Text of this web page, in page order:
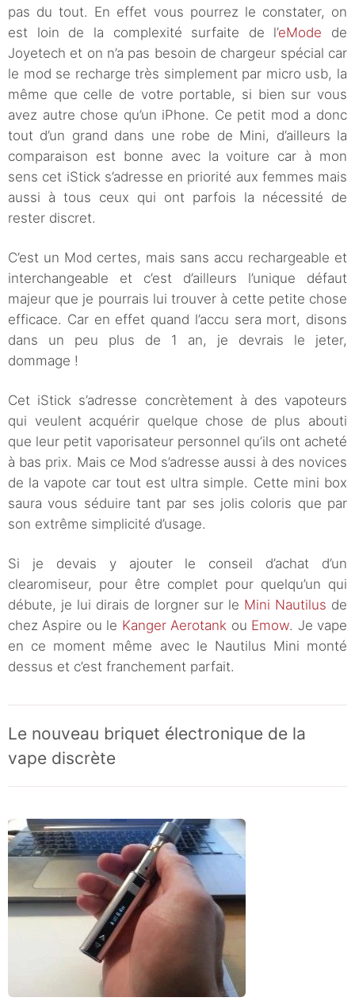
pas du tout. En effet vous pourrez le constater, on
est loin de la complexité surfaite de l’eMode de
Joyetech et on n’a pas besoin de chargeur spécial car
le mod se recharge très simplement par micro usb, la
même que celle de votre portable, si bien sur vous
avez autre chose qu’un iPhone. Ce petit mod a donc
tout d’un grand dans une robe de Mini, d’ailleurs la
comparaison est bonne avec la voiture car à mon
sens cet iStick s’adresse en priorité aux femmes mais
aussi à tous ceux qui ont parfois la nécessité de
rester discret.
C’est un Mod certes, mais sans accu rechargeable et
interchangeable et c’est d’ailleurs l’unique défaut
majeur que je pourrais lui trouver à cette petite chose
efficace. Car en effet quand l’accu sera mort, disons
dans un peu plus de 1 an, je devrais le jeter,
dommage !
Cet iStick s’adresse concrètement à des vapoteurs
qui veulent acquérir quelque chose de plus abouti
que leur petit vaporisateur personnel qu’ils ont acheté
à bas prix. Mais ce Mod s’adresse aussi à des novices
de la vapote car tout est ultra simple. Cette mini box
saura vous séduire tant par ses jolis coloris que par
son extrême simplicité d’usage.
Si je devais y ajouter le conseil d’achat d’un
clearomiseur, pour être complet pour quelqu’un qui
débute, je lui dirais de lorgner sur le Mini Nautilus de
chez Aspire ou le Kanger Aerotank ou Emow. Je vape
en ce moment même avec le Nautilus Mini monté
dessus et c’est franchement parfait.
Le nouveau briquet électronique de la
vape discrète